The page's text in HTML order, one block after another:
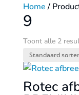
Home/
9
Toont alle 2
Rotec